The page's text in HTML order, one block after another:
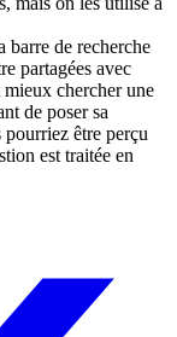
barre de recherche
partagées avec
chercher une
de poser sa
être perçu
est traitée en